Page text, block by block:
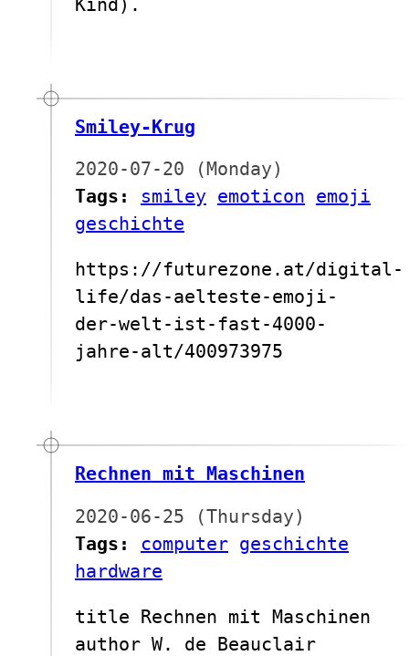
Smiley-Krug
2020-07-20 (Monday)
Tags:
smiley emoticon emoji
geschichte
https://futurezone.at/digital-
life/das-aelteste-emoji-
der-welt-ist-fast-4000-
jahre-alt/400973975
Rechnen mit Maschinen
2020-06-25 (Thursday)
Tags:
computer geschichte
hardware
title Rechnen mit Maschinen
author W. de Beauclair